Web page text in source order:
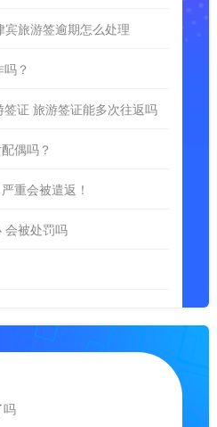
旅游签逾期怎么处理
？
证 旅游签证能多次往返吗
偶吗？
重会被遣返！
会被处罚吗
吗